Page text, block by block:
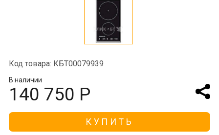
Код товара: КБТ00079939
В наличии
140 750 Р
КУПИТЬ